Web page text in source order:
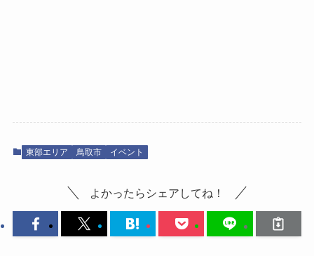
東部エリア 鳥取市 イベント
よかったらシェアしてね！